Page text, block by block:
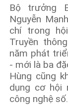
Bộ trưởng
Nguyễn
chí trong
Truyền
năm phát
- mới là ba
Hùng cũng
dụng cơ hội
công nghệ số.